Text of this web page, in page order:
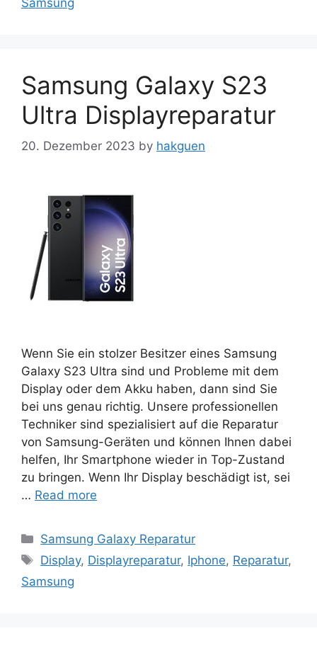
Samsung Galaxy S23
Ultra Displayreparatur
20. Dezember 2023 by hakguen
Wenn Sie ein stolzer Besitzer eines Samsung
Galaxy S23 Ultra sind und Probleme mit dem
Display oder dem Akku haben, dann sind Sie
bei uns genau richtig. Unsere professionellen
Techniker sind spezialisiert auf die Reparatur
von Samsung-Geräten und können Ihnen dabei
helfen, Ihr Smartphone wieder in Top-Zustand
zu bringen. Wenn Ihr Display beschädigt ist, sei
… Read more
Categories
Samsung Galaxy Reparatur
Tags
Display, Displayreparatur, Iphone, Reparatur,
Samsung